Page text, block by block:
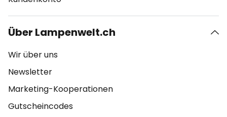
Über Lampenwelt.ch
Wir über uns
Newsletter
Marketing-Kooperationen
Gutscheincodes